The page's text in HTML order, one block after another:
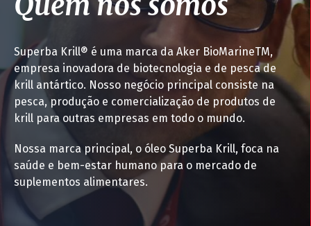
Superba Krill® é uma marca da Aker BioMarineTM,
empresa inovadora de biotecnologia e de pesca de
krill antártico. Nosso negócio principal consiste na
pesca, produção e comercialização de produtos de
krill para outras empresas em todo o mundo.
Nossa marca principal, o óleo Superba Krill, foca na
saúde e bem-estar humano para o mercado de
suplementos alimentares.